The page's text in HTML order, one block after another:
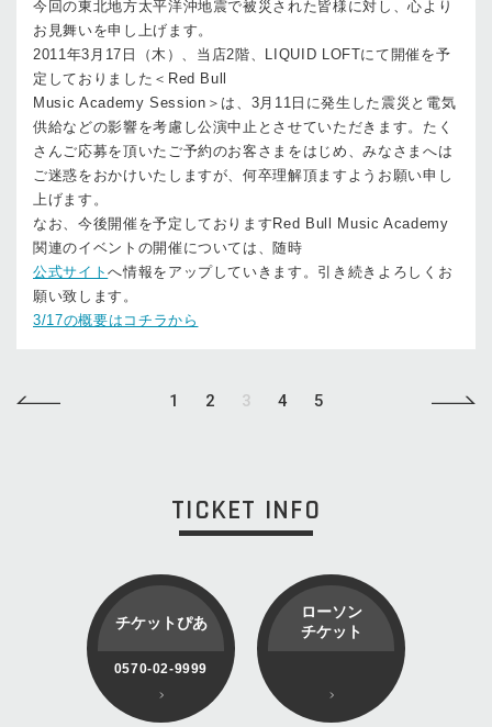
今回の東北地方太平洋沖地震で被災された皆様に対し、心より
お見舞いを申し上げます。
2011年3月17日（木）、当店2階、LIQUID LOFTにて開催を予
定しておりました＜Red Bull
Music Academy Session＞は、3月11日に発生した震災と電気
供給などの影響を考慮し公演中止とさせていただきます。たく
さんご応募を頂いたご予約のお客さまをはじめ、みなさまへは
ご迷惑をおかけいたしますが、何卒理解頂ますようお願い申し
上げます。
なお、今後開催を予定しておりますRed Bull Music Academy
関連のイベントの開催については、随時
公式サイトへ情報をアップしていきます。引き続きよろしくお
願い致します。
3/17の概要はコチラから
1 2 3 4 5
TICKET INFO
チケットぴあ
0570-02-9999
ローソン
チケット